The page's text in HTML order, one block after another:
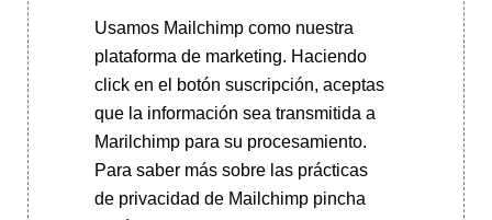
Usamos Mailchimp como nuestra
plataforma de marketing. Haciendo
click en el botón suscripción, aceptas
que la información sea transmitida a
Marilchimp para su procesamiento.
Para saber mássobre las prácticas
de privacidad de Mailchimp pincha